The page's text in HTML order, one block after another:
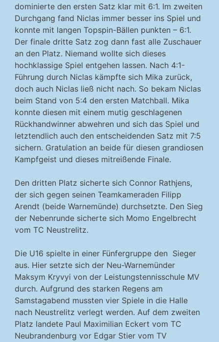
dominierte den ersten Satz klar mit 6:1. Im zweiten
Durchgang fand Niclas immer besser ins Spiel und
konnte mit langen Topspin-Bällen punkten – 6:1.
Der finale dritte Satz zog dann fast alle Zuschauer
an den Platz. Niemand wollte sich dieses
hochklassige Spiel entgehen lassen. Nach 4:1-
Führung durch Niclas kämpfte sich Mika zurück,
doch auch Niclas ließ nicht nach. So bekam Niclas
beim Stand von 5:4 den ersten Matchball. Mika
konnte diesen mit einem mutig geschlagenen
Rückhandwinner abwehren und sich das Spiel und
letztendlich auch den entscheidenden Satz mit 7:5
sichern. Gratulation an beide für diesen grandiosen
Kampfgeist und dieses mitreißende Finale.
Den dritten Platz sicherte sich Connor Rathjens,
der sich gegen seinen Teamkameraden Filipp
Arendt (beide Warnemünde) durchsetzte. Den Sieg
der Nebenrunde sicherte sich Momo Engelbrecht
vom TC Neustrelitz.
Die U16 spielte in einer Fünfergruppe den Sieger
aus. Hier setzte sich der Neu-Warnemünder
Maksym Kryvyi von der Leistungstennisschule MV
durch. Aufgrund des starken Regens am
Samstagabend mussten vier Spiele in die Halle
nach Neustrelitz verlegt werden. Auf dem zweiten
Platz landete Paul Maximilian Eckert vom TC
Neubrandenburg vor Edgar Stier vom TV